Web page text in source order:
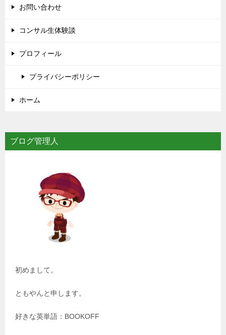
お問い合わせ
コンサル生体験談
プロフィール
プライバシーポリシー
ホーム
ブログ管理人
初めまして。
ともやんと申します。
好きな英単語：BOOKOFF